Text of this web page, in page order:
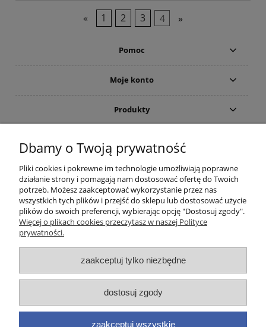
« 1 2 3 4 »
Pomoc
Moje konto
Produkty
O firmie
(c)2015-2022 Sklep internetowy Higieniczny.pl - Ergonomia czystości:
Wyposażenie toalet publicznych (suszarka do rąk; dozownik mydła) oraz
łazienek dla osób niepełnosprawnych (poręcze i uchwyty). Wszelkie prawa
zastrzeżone. Zakaz kopiowania i powielania treści. Strona korzysta z plików
cookies. Zerknij na nasze forum i przeczytaj aktualne opinie. Nasz ranking
Dyson,EKAPLAST,Faneco,Warmtec,Starmix,Makoinstal(Simex),Fumagalli
,Tork,MOEL,BLOMUS
GOJO,Purell(w ofercie posiadamy odpowiednie zamienniki). Infolinia
Dbamy o Twoją prywatność
Pliki cookies i pokrewne im technologie umożliwiają poprawne
działanie strony i pomagają nam dostosować ofertę do Twoich
potrzeb. Możesz zaakceptować wykorzystanie przez nas
wszystkich tych plików i przejść do sklepu lub dostosować użycie
plików do swoich preferencji, wybierając opcję "Dostosuj zgody".
Więcej o plikach cookies przeczytasz w naszej Polityce
prywatności.
zaakceptuj tylko niezbędne
dostosuj zgody
zaakceptuj wszystkie